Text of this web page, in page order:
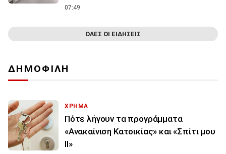
07:49
ΟΛΕΣ ΟΙ ΕΙΔΗΣΕΙΣ
ΔΗΜΟΦΙΛΗ
ΧΡΗΜΑ
Πότε λήγουν τα προγράμματα
«Ανακαίνιση Κατοικίας» και «Σπίτι μου
ΙΙ»